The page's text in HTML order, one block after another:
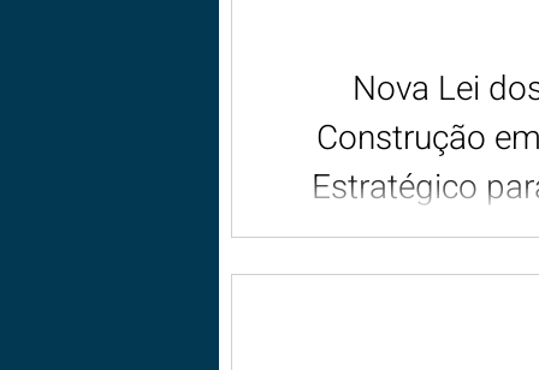
Nova Lei
Construção
Estratégico
Portugal dá um passo